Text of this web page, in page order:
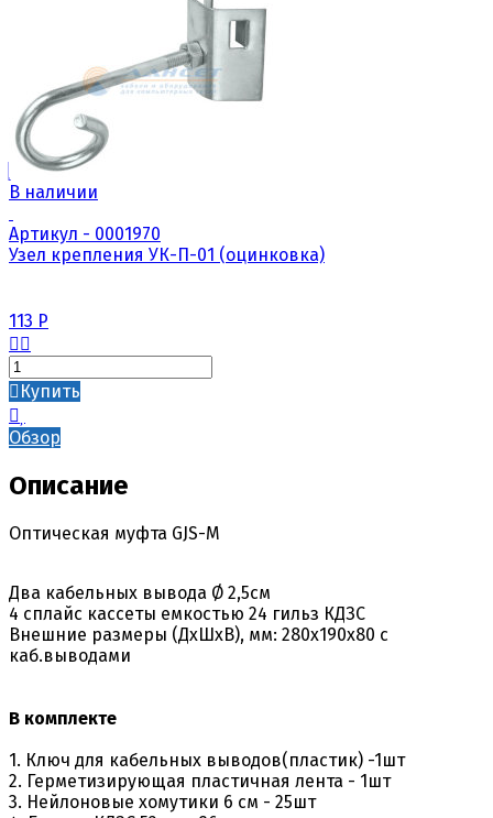
В наличии
Артикул - 0001970
Узел крепления УК-П-01 (оцинковка)
113 Р
Купить
Обзор
Описание
Оптическая муфта GJS-M
Два кабельных вывода Ø 2,5см
4 сплайс кассеты емкостью 24 гильз КДЗС
Внешние размеры (ДхШхВ), мм: 280х190х80 с
каб.выводами
В комплекте
1. Ключ для кабельных выводов(пластик) -1шт
2. Герметизирующая пластичная лента - 1шт
3. Нейлоновые хомутики 6 см - 25шт